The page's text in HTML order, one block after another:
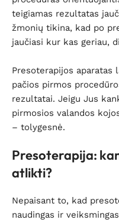
teigiamas rezultatas
žmonių tikina, kad po
jaučiasi kur kas geriau,
Presoterapijos aparatas
pačios pirmos
rezultatai. Jeigu Jus
pirmosios valandos
– tolygesnė.
Presoterapija:
atlikti?
Nepaisant to, kad
naudingas ir